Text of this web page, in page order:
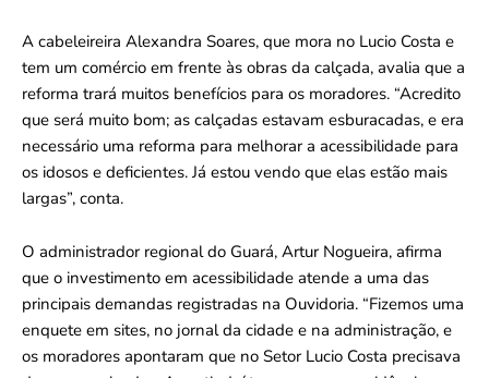
A cabeleireira Alexandra Soares, que mora no Lucio Costa e
tem um comércio em frente às obras da calçada, avalia que a
reforma trará muitos benefícios para os moradores. “Acredito
que será muito bom; as calçadas estavam esburacadas, e era
necessário uma reforma para melhorar a acessibilidade para
os idosos e deficientes. Já estou vendo que elas estão mais
largas”, conta.
O administrador regional do Guará, Artur Nogueira, afirma
que o investimento em acessibilidade atende a uma das
principais demandas registradas na Ouvidoria. “Fizemos uma
enquete em sites, no jornal da cidade e na administração, e
os moradores apontaram que no Setor Lucio Costa precisava